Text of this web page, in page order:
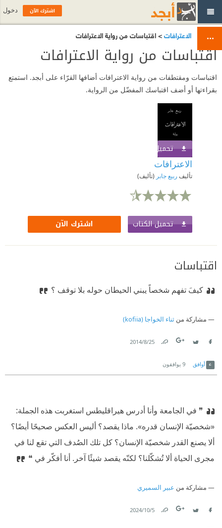
الاعترافات> اقتباسات من رواية الاعترافات
اقتباسات من رواية الاعترافات
اقتباسات ومقتطفات من رواية الاعترافات أضافها القرّاء على أبجد. استمتع
بقراءتها أو أضف اقتباسك المفضّل من الرواية.
تحميل الكتاب
الاعترافات
تأليف ربيع جابر (تأليف)
تحميل الكتاب اشترك الآن
اقتباسات
كيفَ تفهم شخصاً يبني الحيطان حوله بلا توقف ؟
مشاركة من ثناء الخواجا (kofiia)
25‏/8‏/2014
أوافق 9 يوافقون
❞ في الجامعة وأنا أدرس هيراقليطس استغربت هذه الجملة:
«شخصيّة الإنسان قدره». ماذا يقصد؟ أليس العكس صحيحًا أيضًا؟
ألا يصنع القدر شخصيّة الإنسان؟ كل تلك الصُدف التي تقع لنا في
مجرى الحياة ألا تُشكّلنا؟ لكنّه يقصد شيئًا آخر. أنا أفكّر في ❝
مشاركة من عبير السميري
5‏/10‏/2024
اشترك الآن دخول